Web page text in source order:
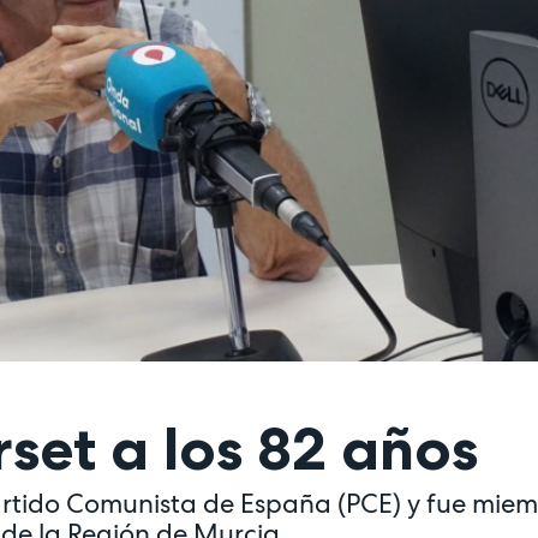
a los 82 años
Comunista de España (PCE) y fue